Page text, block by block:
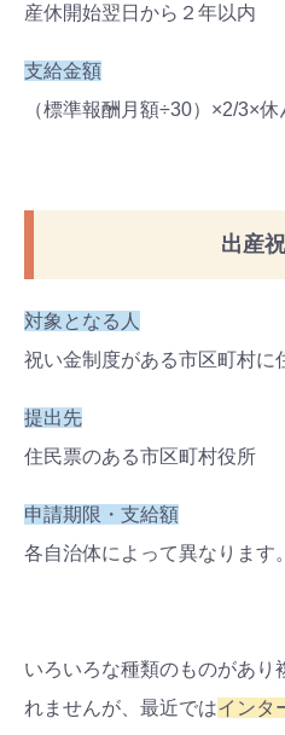
産休開始翌日から ２ 年以内
支給金額
（標準報酬月額÷30）×2/3×
出産
対象となる人
祝い金制度がある市区町村に
提出先
住民票のある市区町村役所
申請期限・支給額
各自治体によって異なります。
いろいろな種類のものがあり
れませんが、最近ではインタ